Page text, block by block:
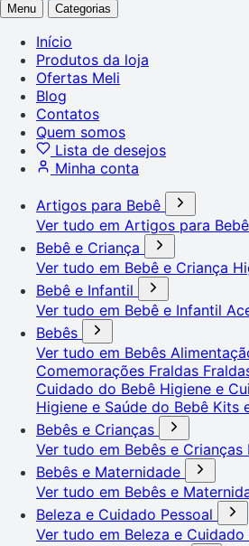
Menu Categorias
Início
Produtos da loja
Ofertas Meli
Blog
Contatos
Quem somos
Lista de desejos
Minha conta
Artigos para Bebê
Ver tudo em Artigos para Bebê
Bebê e Criança
Ver tudo em Bebê e Criança
Bebê e Infantil
Ver tudo em Bebê e Infantil
Bebês
Ver tudo em Bebês
Comemorações Fraldas
Cuidado do Bebê Higiene e
Higiene e Saúde do Bebê Kits
Bebês e Crianças
Ver tudo em Bebês e Crianças
Bebês e Maternidade
Ver tudo em Bebês e
Beleza e Cuidado Pessoal
Ver tudo em Beleza e Cuidado